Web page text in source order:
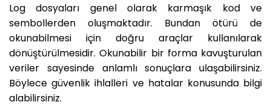
Log dosyaları genel olarak karmaşık kod ve
sembollerden oluşmaktadır. Bundan ötürü de
okunabilmesi için doğru araçlar kullanılarak
dönüştürülmesidir. Okunabilir bir forma kavuşturulan
veriler sayesinde anlamlı sonuçlara ulaşabilirsiniz.
Böylece güvenlik ihlalleri ve hatalar konusunda bilgi
alabilirsiniz.